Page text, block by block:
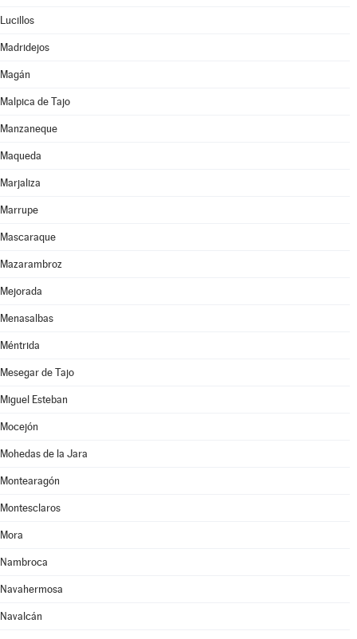
Lucillos
Madridejos
Magán
Malpica de Tajo
Manzaneque
Maqueda
Marjaliza
Marrupe
Mascaraque
Mazarambroz
Mejorada
Menasalbas
Méntrida
Mesegar de Tajo
Miguel Esteban
Mocejón
Mohedas de la Jara
Montearagón
Montesclaros
Mora
Nambroca
Navahermosa
Navalcán